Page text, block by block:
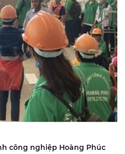
công nghiệp Hoàng Phúc